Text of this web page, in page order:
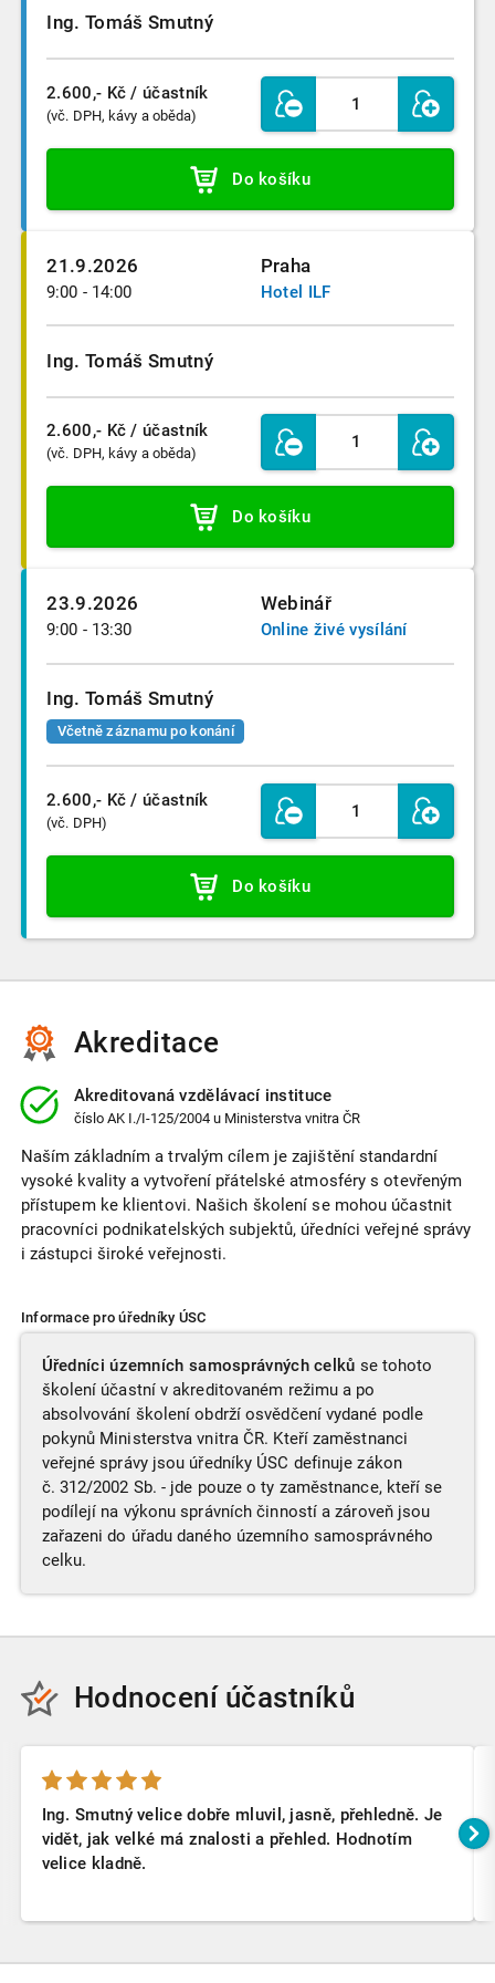
Ing. Tomáš Smutný
2.600,- Kč / účastník
(vč. DPH, kávy a oběda)
Do košíku
21.9.2026 Praha
Hotel ILF
9:00 - 14:00
Ing. Tomáš Smutný
2.600,- Kč / účastník
(vč. DPH, kávy a oběda)
Do košíku
23.9.2026 Webinář
Online živé vysílání
9:00 - 13:30
Ing. Tomáš Smutný
Včetně záznamu po konání
2.600,- Kč / účastník
(vč. DPH)
Do košíku
Akreditace
Akreditovaná vzdělávací instituce
číslo AK I./I-125/2004u Ministerstva vnitra ČR
Naším základním a trvalým cílem je zajištění standardní
vysoké kvality a vytvoření přátelské atmosféry s otevřeným
přístupem ke klientovi. Našich školení se mohou účastnit
pracovníci podnikatelských subjektů, úředníci veřejné správy
i zástupci široké veřejnosti.
Informace pro úředníky ÚSC
Úředníci územních samosprávných celků se tohoto
školení účastní v akreditovaném režimu a po
absolvování školení obdrží osvědčení vydané podle
pokynů Ministerstva vnitra ČR. Kteří zaměstnanci
veřejné správy jsou úředníky ÚSC definuje zákon
č. 312/2002 Sb. - jde pouze o ty zaměstnance, kteří se
podílejí na výkonu správních činností a zároveň jsou
zařazeni do úřadu daného územního samosprávného
celku.
Hodnocení účastníků
Ing. Smutný velice dobře mluvil, jasně, přehledně. Je
vidět, jak velké má znalosti a přehled. Hodnotím
velice kladně.